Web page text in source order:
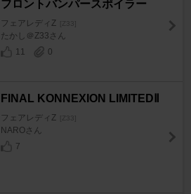
フロントバンパースポイラー
フェアレディZ [Z33]
たかし＠Z33さん
11
0
FINAL KONNEXION LIMITEDⅡ
フェアレディZ [Z33]
NAROさん
7